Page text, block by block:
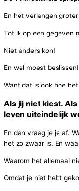
En het verlangen
Tot ik op een gegeven
Niet anders kon!
En wel moest beslissen!
Want dat is ook hoe
Als jij niet kiest.
leven uiteindelijk
En dan vraag je je af.
het zo zwaar is. En
Waarom het allemaal
Omdat je niet hebt